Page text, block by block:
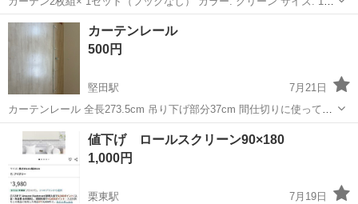
× 100 × 2枚組 引っ越しのためお譲りします 2年使用です 中古ですの
で、多少の痛みはありますのでご理解をいただきたいと思います 直接
滋賀 長浜市
カーテンレール
500円
堅田駅
7月21日
カーテンレール 全長273.5cm 吊り下げ部分37cm 間仕切りに使ってい
ました。 最短受け取り希望
滋賀 大津市 堅田駅 カーテン、ブラインド
値下げ ロールスクリーン90×180
1,000円
栗東駅
7月19日